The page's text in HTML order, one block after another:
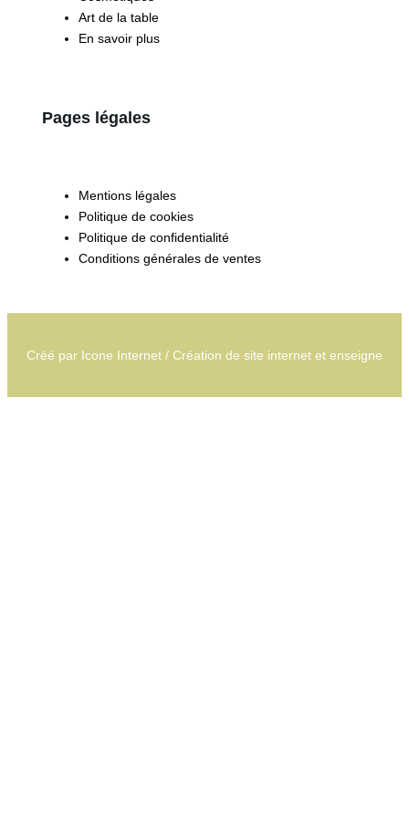
Art de la table
En savoir plus
Pages légales
Mentions légales
Politique de cookies
Politique de confidentialité
Conditions générales de ventes
Créé par Icone Internet / Création de site internet et enseigne